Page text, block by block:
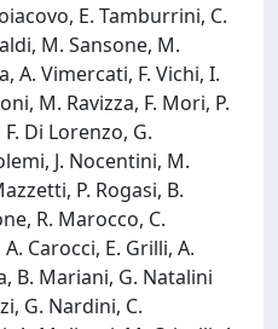
E. Tamburrini, C.
M. Sansone, M.
A. Vimercati, F. Vichi, I.
M. Ravizza, F. Mori, P.
Di Lorenzo, G.
J. Nocentini, M.
P. Rogasi, B.
R. Marocco, C.
Carocci, E. Grilli, A.
B. Mariani, G. Natalini
G. Nardini, C.